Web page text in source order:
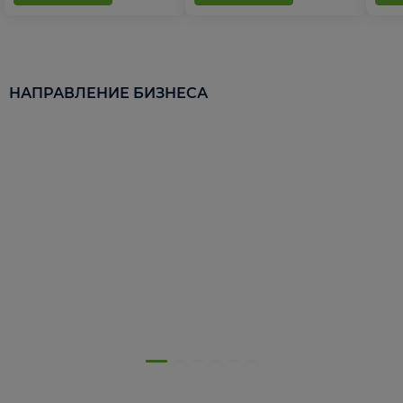
НАПРАВЛЕНИЕ БИЗНЕСА